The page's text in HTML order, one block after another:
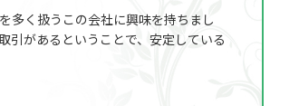
多く扱うこの会社に興味を持ちまし
引があるということで、安定している